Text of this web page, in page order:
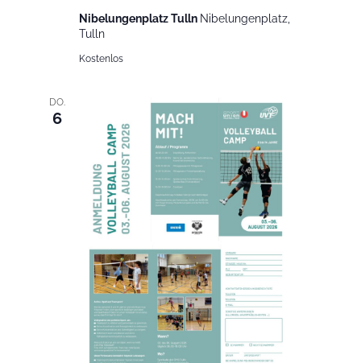
Nibelungenplatz Tulln Nibelungenplatz,
Tulln
Kostenlos
DO.
6